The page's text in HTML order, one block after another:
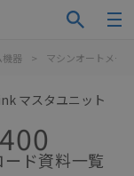
機器 > マシンオートメー
マスタユニット
ド資料一覧